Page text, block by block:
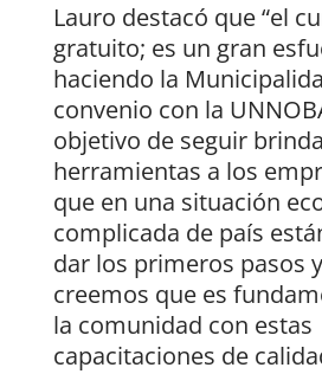
Lauro destacó que “el
gratuito; es un gran
haciendo la
convenio con la
objetivo de seguir
herramientas a los
que en una situación
complicada de país
dar los primeros pasos
creemos que es
la comunidad con estas
capacitaciones de